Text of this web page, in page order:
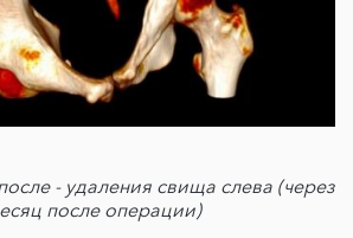
- удаления свища слева (через
после операции)